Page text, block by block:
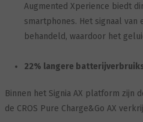
Augmented Xperience biedt
smartphones. Het signaal
behandeld, waardoor het
22% langere
Binnen het Signia AX platform zijn
de CROS Pure Charge&Go AX